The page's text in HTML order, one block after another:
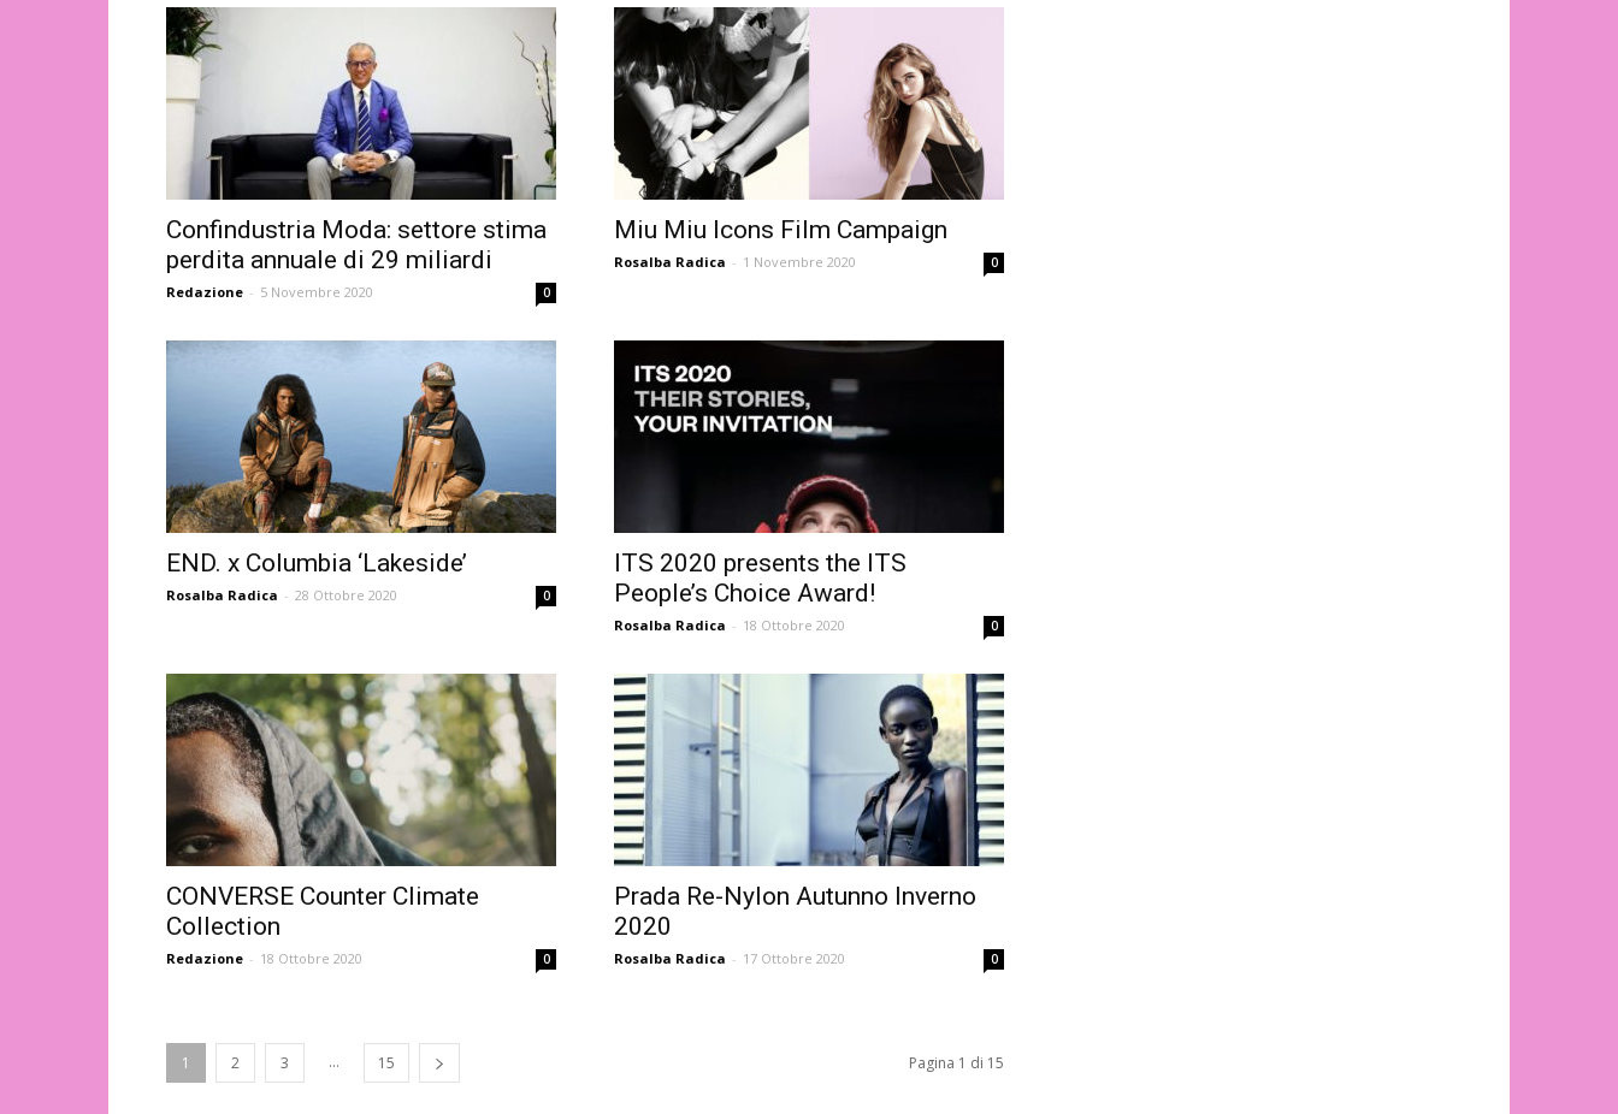
Confindustria Moda: settore stima
perdita annuale di 29 miliardi
Redazione - 5 Novembre 2020 0
Miu Miu Icons Film Campaign
Rosalba Radica - 1 Novembre 2020 0
END. x Columbia ‘Lakeside’
Rosalba Radica - 28 Ottobre 2020 0
ITS 2020 presents the ITS
People’s Choice Award!
Rosalba Radica - 18 Ottobre 2020 0
CONVERSE Counter Climate
Collection
Redazione - 18 Ottobre 2020 0
Prada Re-Nylon Autunno Inverno
2020
Rosalba Radica - 17 Ottobre 2020 0
1 2 3 ... 15 Pagina 1 di 15